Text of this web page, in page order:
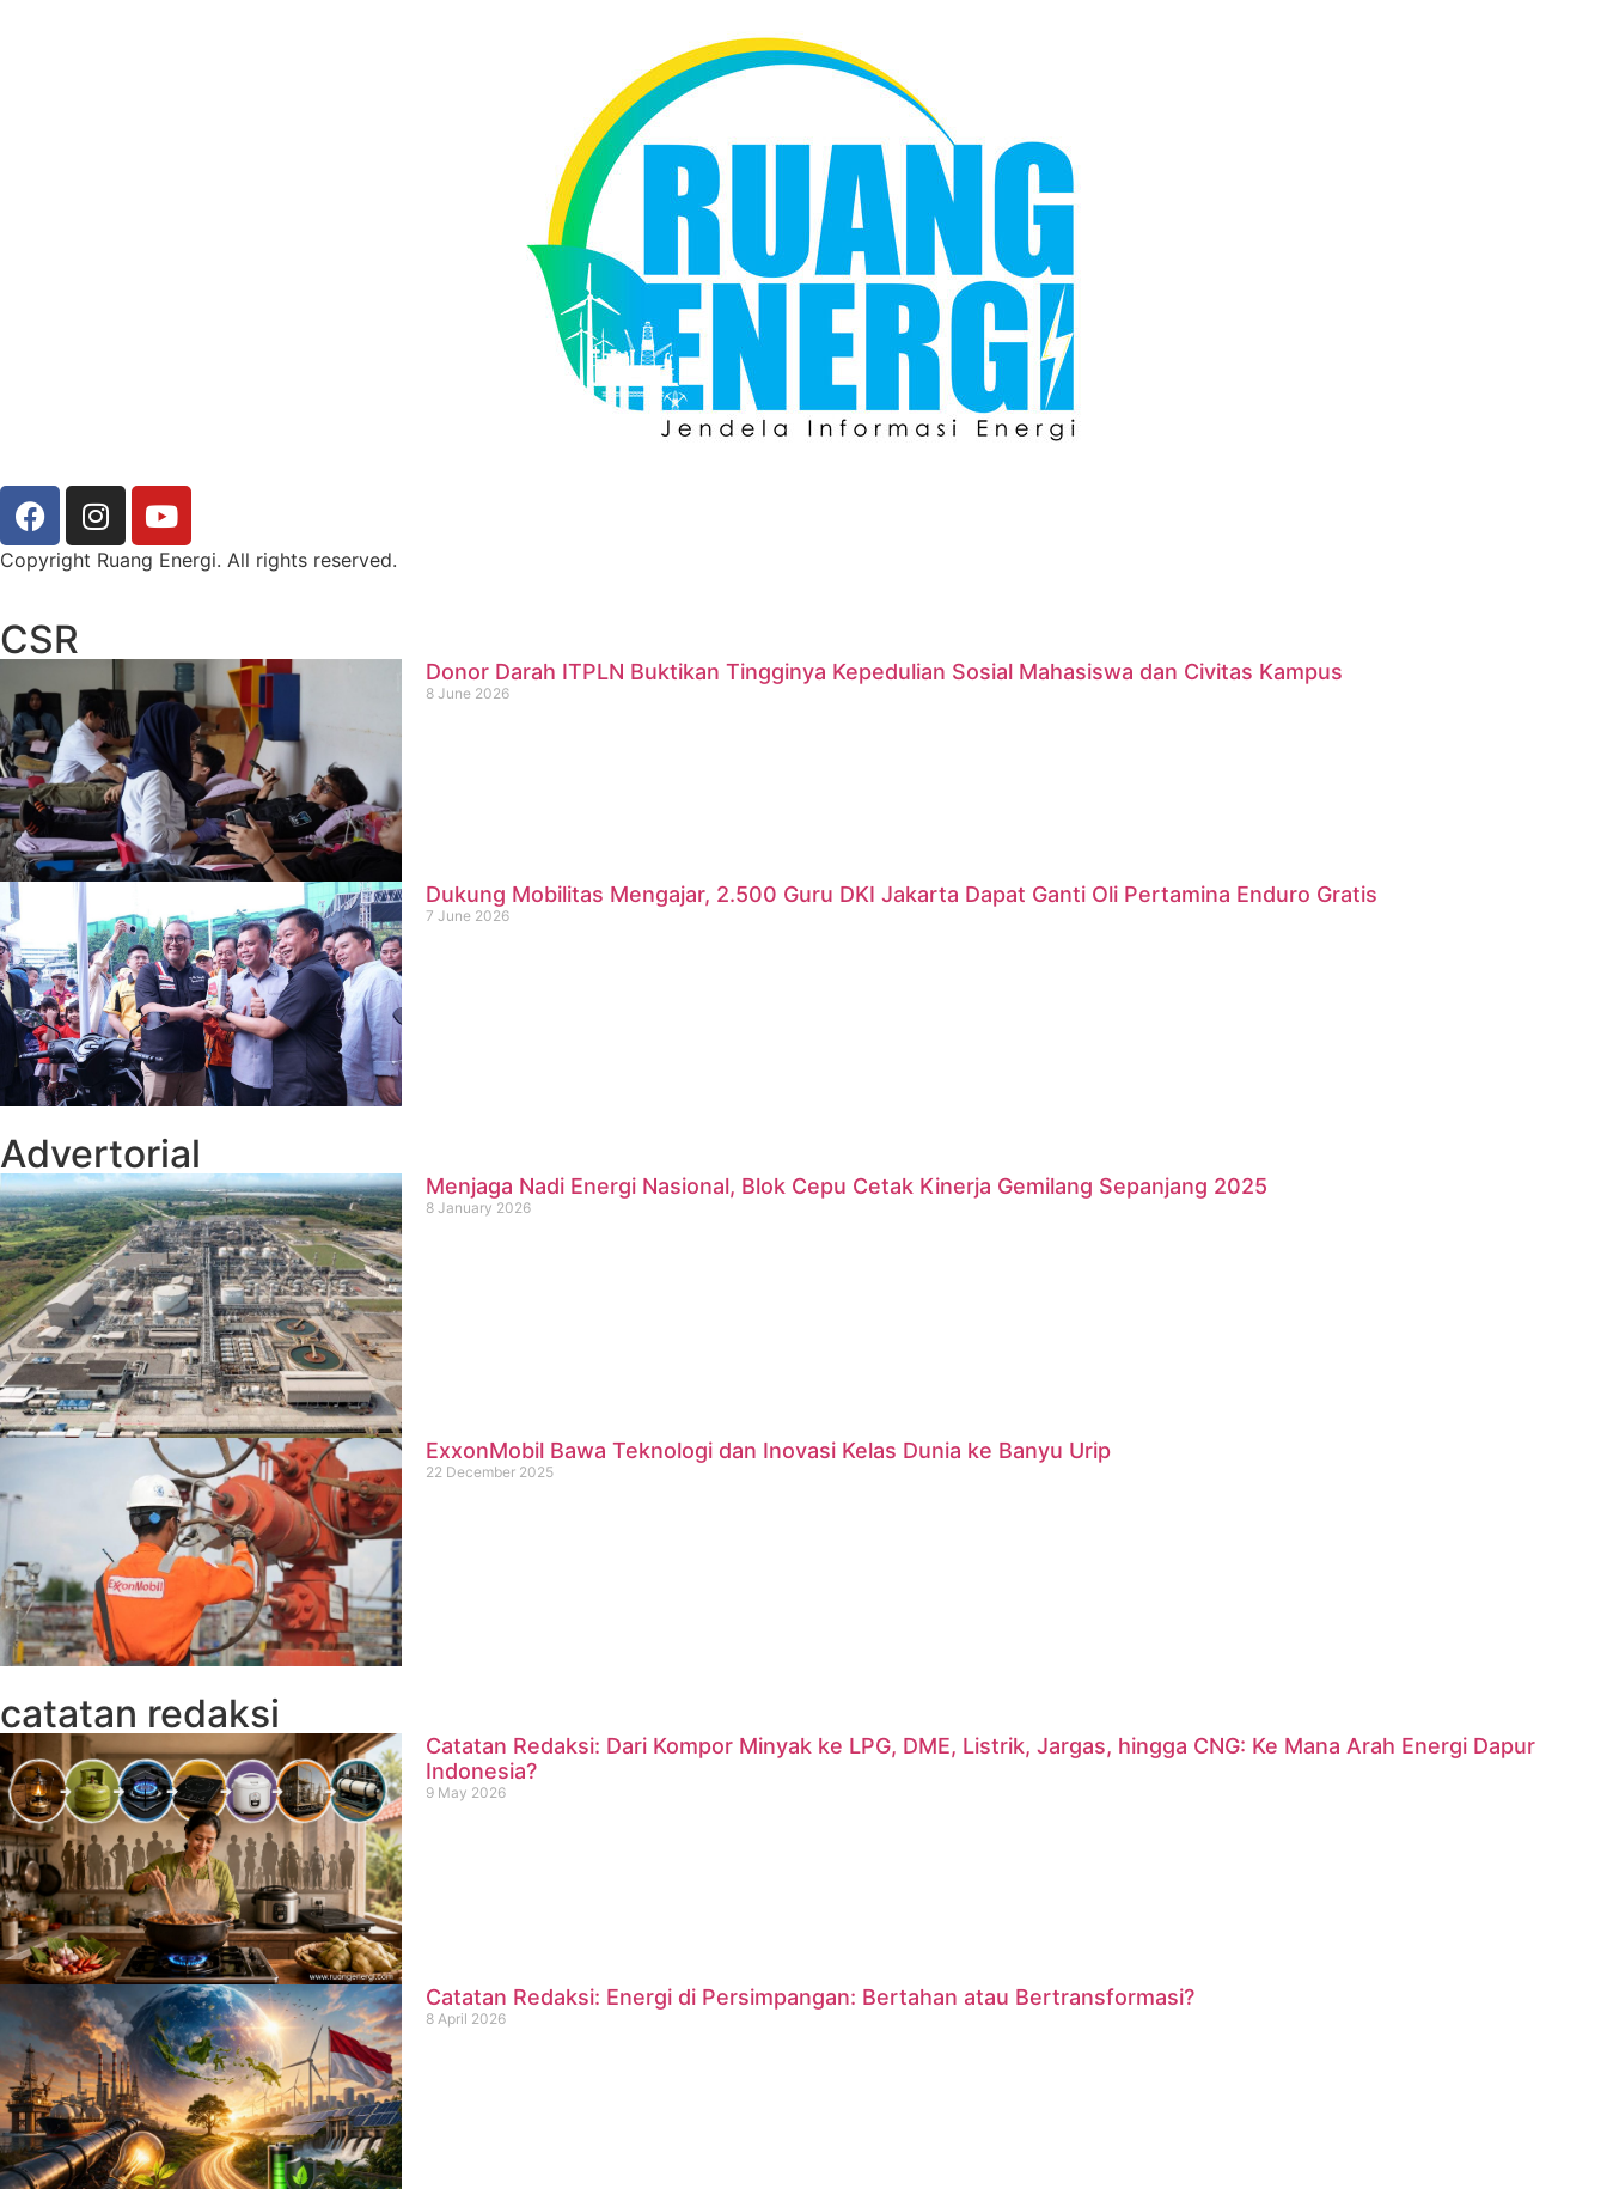
Copyright Ruang Energi. All rights reserved.
CSR
Donor Darah ITPLN Buktikan Tingginya Kepedulian Sosial Mahasiswa dan Civitas Kampus
8 June 2026
Dukung Mobilitas Mengajar, 2.500 Guru DKI Jakarta Dapat Ganti Oli Pertamina Enduro Gratis
7 June 2026
Advertorial
Menjaga Nadi Energi Nasional, Blok Cepu Cetak Kinerja Gemilang Sepanjang 2025
8 January 2026
ExxonMobil Bawa Teknologi dan Inovasi Kelas Dunia ke Banyu Urip
22 December 2025
catatan redaksi
Catatan Redaksi: Dari Kompor Minyak ke LPG, DME, Listrik, Jargas, hingga CNG: Ke Mana Arah Energi Dapur
Indonesia?
9 May 2026
Catatan Redaksi: Energi di Persimpangan: Bertahan atau Bertransformasi?
8 April 2026